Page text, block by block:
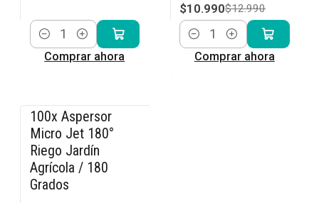
Cantidad
Comprar ahora
$10.990$12.990
Cantidad
Comprar ahora
-15% OFF
100x Aspersor
Micro Jet 180°
Riego Jardín
Agrícola / 180
Grados